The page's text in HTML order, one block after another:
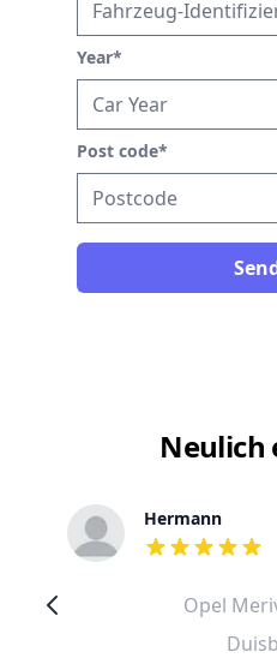
Year*
Post code*
Neulich
Hermann
out of 5 stars
Opel